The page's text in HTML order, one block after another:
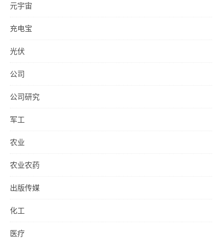
元宇宙
充电宝
光伏
公司
公司研究
军工
农业
农业农药
出版传媒
化工
医疗